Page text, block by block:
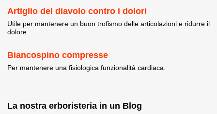
Artiglio del diavolo contro i dolori
Utile per mantenere un buon trofismo delle articolazioni e ridurre il
dolore.
Biancospino compresse
Per mantenere una fisiologica funzionalità cardiaca.
La nostra erboristeria in un Blog